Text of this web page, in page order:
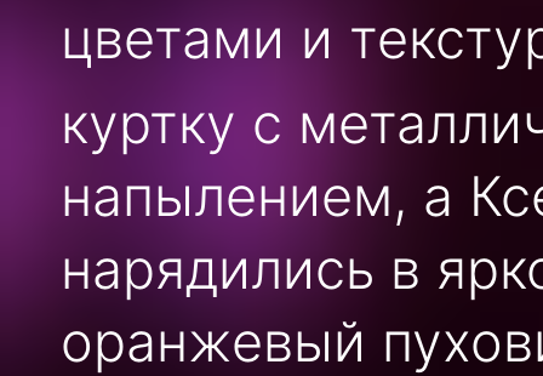
цветами и
куртку с
напылением, а
нарядились в
оранжевый